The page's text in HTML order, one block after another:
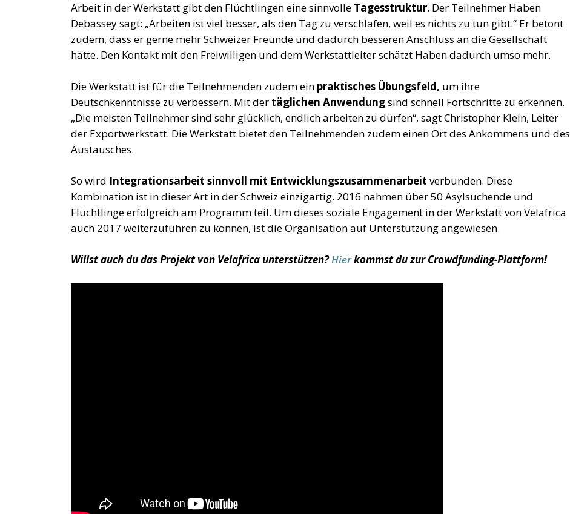
Arbeit in der Werkstatt gibt den Flüchtlingen eine sinnvolle Tagesstruktur. Der Teilnehmer Haben
Debassey sagt: „Arbeiten ist viel besser, als den Tag zu verschlafen, weil es nichts zu tun gibt.“ Er betont
zudem, dass er gerne mehr Schweizer Freunde und dadurch besseren Anschluss an die Gesellschaft
hätte. Den Kontakt mit den Freiwilligen und dem Werkstattleiter schätzt Haben dadurch umso mehr.
Die Werkstatt ist für die Teilnehmenden zudem ein praktisches Übungsfeld, um ihre
Deutschkenntnisse zu verbessern. Mit der täglichen Anwendungsind schnell Fortschritte zu erkennen.
„Die meisten Teilnehmer sind sehr glücklich, endlich arbeiten zu dürfen“, sagt Christopher Klein, Leiter
der Exportwerkstatt. Die Werkstatt bietet den Teilnehmenden zudem einen Ort des Ankommens und des
Austausches.
So wird Integrationsarbeit sinnvoll mit Entwicklungszusammenarbeit verbunden. Diese
Kombination ist in dieser Art in der Schweiz einzigartig. 2016 nahmen über 50 Asylsuchende und
Flüchtlinge erfolgreich am Programm teil. Um dieses soziale Engagement in der Werkstatt von Velafrica
auch 2017 weiterzuführen zu können, ist die Organisation auf Unterstützung angewiesen.
Willst auch du das Projekt von Velafrica unterstützen?Hierkommst du zur Crowdfunding-Plattform!